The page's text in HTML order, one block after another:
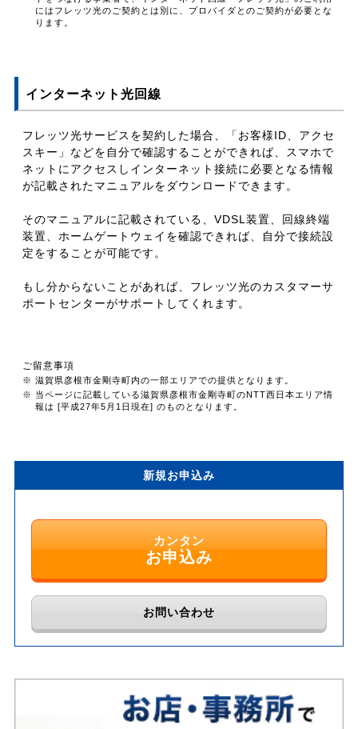
にはフレッツ光のご契約とは別に、プロバイダとのご契約が必要とな
ります。
インターネット光回線
フレッツ光サービスを契約した場合、「お客様ID、アクセ
スキー」などを自分で確認することができれば、スマホで
ネットにアクセスしインターネット接続に必要となる情報
が記載されたマニュアルをダウンロードできます。
そのマニュアルに記載されている、VDSL装置、回線終端
装置、ホームゲートウェイを確認できれば、自分で接続設
定をすることが可能です。
もし分からないことがあれば、フレッツ光のカスタマーサ
ポートセンターがサポートしてくれます。
ご留意事項
※ 滋賀県彦根市金剛寺町内の一部エリアでの提供となります。
※ 当ページに記載している滋賀県彦根市金剛寺町のNTT西日本エリア情
報は [平成27年5月1日現在] のものとなります。
新規お申込み
カンタン
お申込み
お問い合わせ